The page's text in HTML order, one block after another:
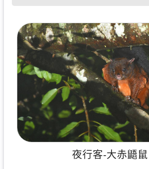
夜行客-大赤鼯鼠